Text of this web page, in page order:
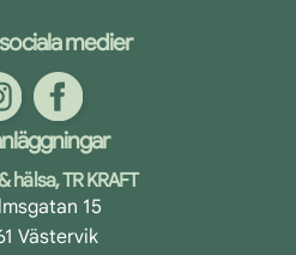
medier
hälsa, TR KRAFT
15
Västervik